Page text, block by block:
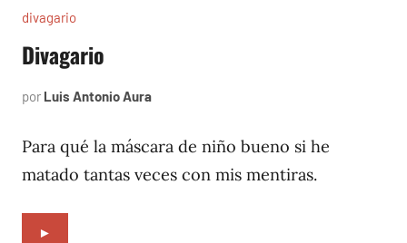
divagario
Divagario
por Luis Antonio Aura
1996
Para qué la máscara de niño bueno si he
matado tantas veces con mis mentiras.
►